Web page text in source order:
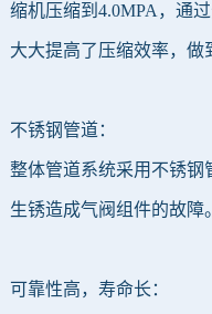
缩机压缩到4.0MPA，通
大大提高了压缩效率，做
不锈钢管道：
整体管道系统采用不锈钢
生锈造成气阀组件的故障。
可靠性高，寿命长：